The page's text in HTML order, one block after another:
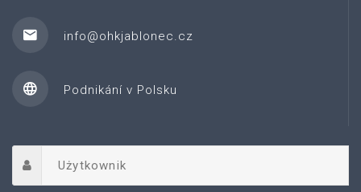
info@ohkjablonec.cz
Podnikání v Polsku